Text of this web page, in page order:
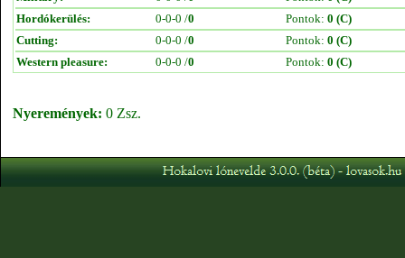
Hordókerülés:
0-0-0 /0 Pontok: 0 (C)
Cutting:
0-0-0 /0 Pontok: 0 (C)
Western pleasure:
0-0-0 /0 Pontok: 0 (C)
Nyeremények: 0 Zsz.